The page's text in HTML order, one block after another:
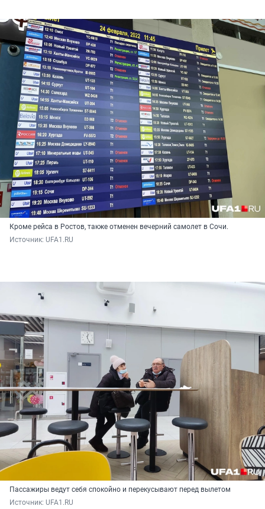
Кроме рейса в Ростов, также отменен вечерний самолет в Сочи.
Источник: UFA1.RU
Пассажиры ведут себя спокойно и перекусывают перед вылетом
Источник: UFA1.RU